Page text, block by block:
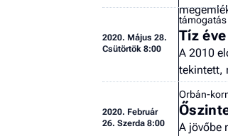
2020. Május 28.
Csütörtök 8:00
támogatás
Tíz
A 2010
tekintett,
2020. Február
26. Szerda 8:00
Orbán-
A jövőbe